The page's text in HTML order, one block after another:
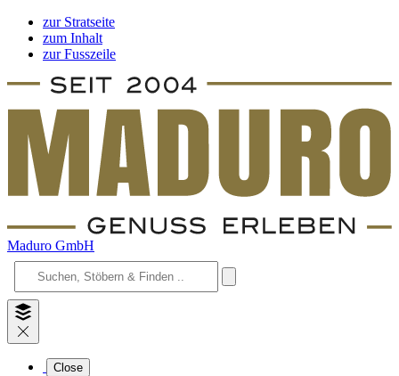
zur Stratseite
zum Inhalt
zur Fusszeile
Maduro GmbH
Close